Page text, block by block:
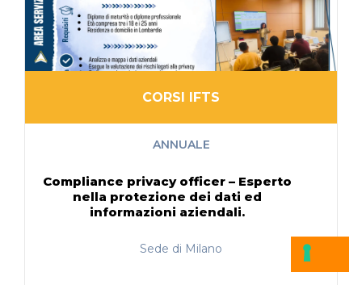
CORSI IFTS
ANNUALE
Compliance privacy officer – Esperto
nella protezione dei dati ed
informazioni aziendali.
Sede di Milano